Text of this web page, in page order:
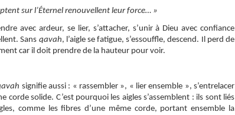
sur l’Éternel renouvellent leur force… »
avec ardeur, se lier, s’attacher, s’unir à Dieu avec confiance
Sans qavah, l’aigle se fatigue, s’essouffle, descend. Il perd de
car il doit prendre de la hauteur pour voir.
signifie aussi : « rassembler », « lier ensemble », s’entrelacer
corde solide. C’est pourquoi les aigles s’assemblent : ils sont liés
comme les fibres d’une même corde, portant ensemble la